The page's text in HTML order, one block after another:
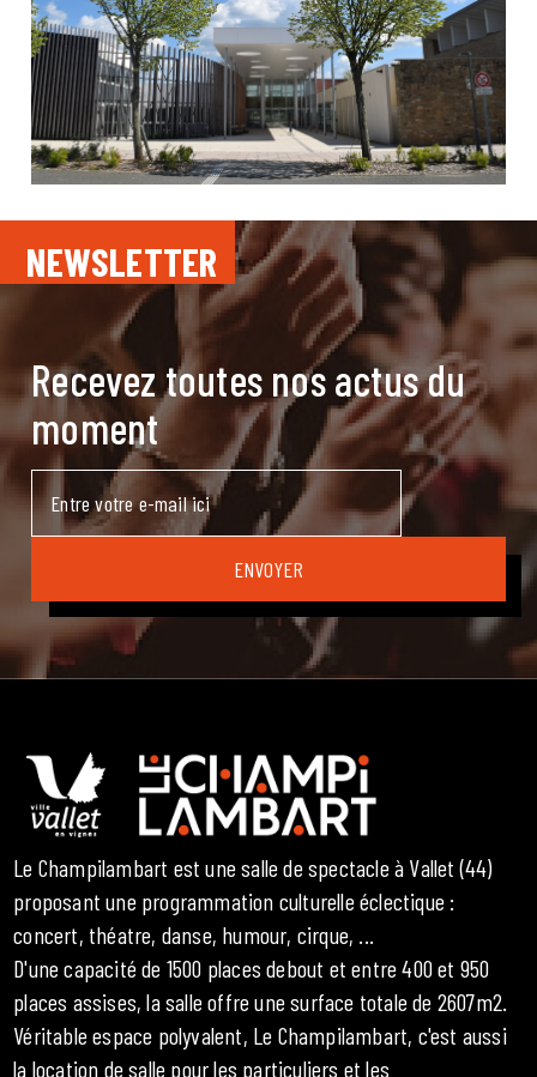
NEWSLETTER
Recevez toutes nos actus du
moment
Le Champilambart est une salle de spectacle à Vallet (44)
proposant une programmation culturelle éclectique :
concert, théatre, danse, humour, cirque, ...
D'une capacité de 1500 places debout et entre 400 et 950
places assises, la salle offre une surface totale de 2607m2.
Véritable espace polyvalent, Le Champilambart, c'est aussi
la location de salle pour les particuliers et les